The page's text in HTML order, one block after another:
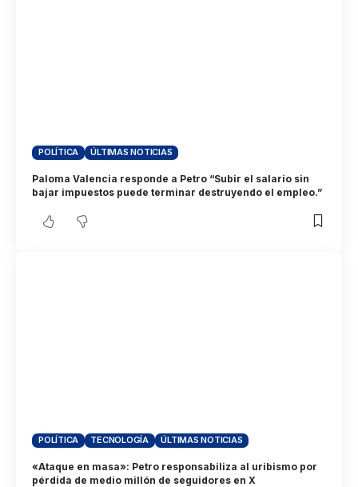
POLÍTICA ÚLTIMAS NOTICIAS
Paloma Valencia responde a Petro “Subir el salario sin
bajar impuestos puede terminar destruyendo el empleo.”
POLÍTICA TECNOLOGÍA ÚLTIMAS NOTICIAS
«Ataque en masa»: Petro responsabiliza al uribismo por
pérdida de medio millón de seguidores en X